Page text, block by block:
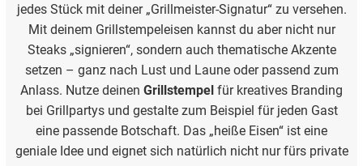
jedes Stück mit deiner „Grillmeister-Signatur“ zu versehen.
Mit deinem Grillstempeleisen kannst du aber nicht nur
Steaks „signieren“, sondern auch thematische Akzente
setzen – ganz nach Lust und Laune oder passend zum
Anlass. Nutze deinen Grillstempel für kreatives Branding
bei Grillpartys und gestalte zum Beispiel für jeden Gast
eine passende Botschaft. Das „heiße Eisen“ ist eine
geniale Idee und eignet sich natürlich nicht nur fürs private